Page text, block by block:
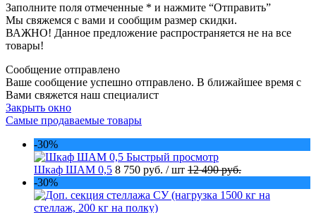
Заполните поля отмеченные * и нажмите “Отправить”
Мы свяжемся с вами и сообщим размер скидки.
ВАЖНО! Данное предложение распространяется не на все
товары!
Сообщение отправлено
Ваше сообщение успешно отправлено. В ближайшее время с
Вами свяжется наш специалист
Закрыть окно
Самые продаваемые товары
-30%
Быстрый просмотр
Шкаф ШАМ 0,5 8 750 руб. / шт 12 490 руб.
-30%